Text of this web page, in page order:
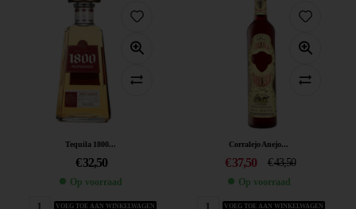
Tequila 1800...
€32,50
Op voorraad
VOEG TOE AAN WINKELWAGEN
Corralejo Anejo...
€43,50
€ 37,50
Op voorraad
VOEG TOE AAN WINKELWAGEN